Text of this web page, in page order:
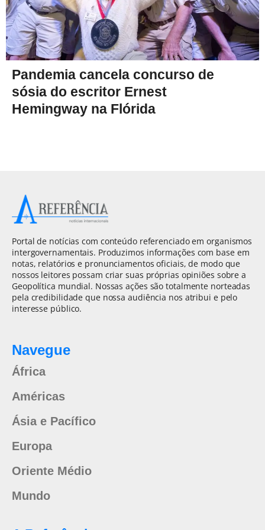
Pandemia cancela concurso de
sósia do escritor Ernest
Hemingway na Flórida
Portal de notícias com conteúdo referenciado em organismos
intergovernamentais. Produzimos informações com base em
notas, relatórios e pronunciamentos oficiais, de modo que
nossos leitores possam criar suas próprias opiniões sobre a
Geopolítica mundial. Nossas ações são totalmente norteadas
pela credibilidade que nossa audiência nos atribui e pelo
interesse público.
Navegue
África
Américas
Ásia e Pacífico
Europa
Oriente Médio
Mundo